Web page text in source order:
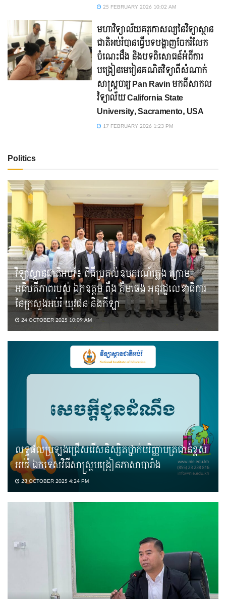
25 FEBRUARY 2026 10:02 AM
មហាវិទ្យាល័យគរុកោសល្យនៃវិទ្យាស្ថាន
ជាតិអប់រំបានធ្វើបទបង្ហាញចែករំលែក
ចំណេះដឹង និងបទពិសោធន៍អំពីការ
បង្រៀនមេរៀនគណិតវិទ្យាពីសំណាក់
សាស្ត្រចារ្យ Pan Ravin មកពីសាកល
វិទ្យាល័យ California State
University, Sacramento, USA
17 FEBRUARY 2026 1:23 PM
Politics
វិទ្យាស្ថានជាតិអប់រំ៖ ពិធីប្រគល់ឧបករណ៍ភ្លេង ក្រោម
អធិបតីភាពរបស់ ឯកឧត្តម ពឹង គឹមឆេង អនុរដ្ឋលេខាធិការ
នៃក្រសួងអប់រំ យុវជន និងកីឡា
24 OCTOBER 2025 10:09 AM
លទ្ធផលប្រឡងជ្រើសរើសនិស្សិតថ្នាក់បរិញ្ញាបត្រជាន់ខ្ពស់
អប់រំ ឯកទេសវិធីសាស្ត្របង្រៀនភាសាបារាំង
23 OCTOBER 2025 4:24 PM